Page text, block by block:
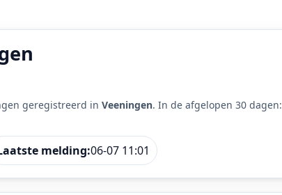
geregistreerd in Veeningen. In de afgelopen 30 dagen:
melding:06-07 11:01